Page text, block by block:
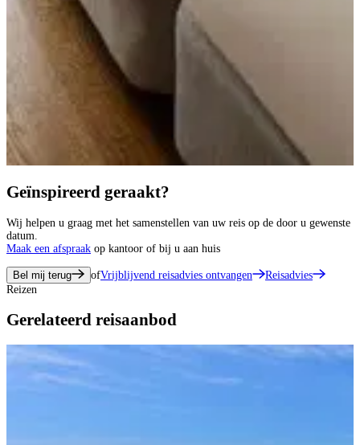
Geïnspireerd geraakt?
Wij helpen u graag met het samenstellen van uw reis op de door u gewenste
datum.
Maak een afspraak op kantoor of bij u aan huis
Bel mij terug ofVrijblijvend reisadvies ontvangen
Reisadvies
Reizen
Gerelateerd reisaanbod